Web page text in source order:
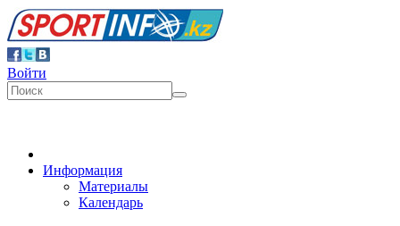
Войти
Информация
Материалы
Календарь